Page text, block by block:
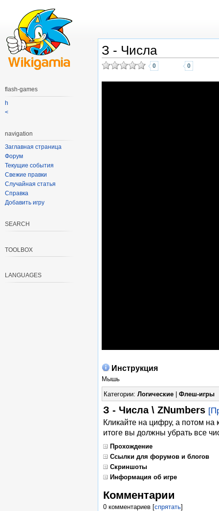
З - Числа
0 0
Инструкция
Мышь
Категории: Логические| Флеш-игры
З - Числа \ ZNumbers
Кликайте на цифру, а потом на
итоге вы должны убрать все
Прохождение
Ссылки для форумов и блогов
Скриншоты
Информация об игре
Комментарии
0 комментариев[спрятать]
flash-games
h
<
navigation
Заглавная страница
Форум
Текущие события
Свежие правки
Случайная статья
Справка
Добавить игру
SEARCH
TOOLBOX
LANGUAGES